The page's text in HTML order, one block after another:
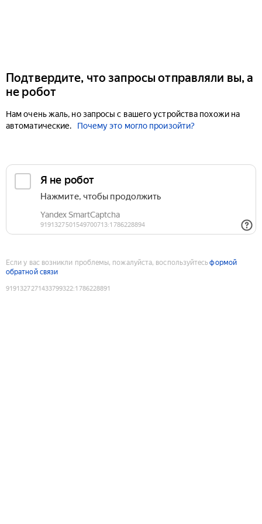
Подтвердите, что запросы отправляли вы, а
не робот
Нам очень жаль, но запросы с вашего устройства похожи на
автоматические.
Почему это могло произойти?
Если у вас возникли проблемы, пожалуйста, воспользуйтесьформой
обратной связи
9191327271433799322:1786228891